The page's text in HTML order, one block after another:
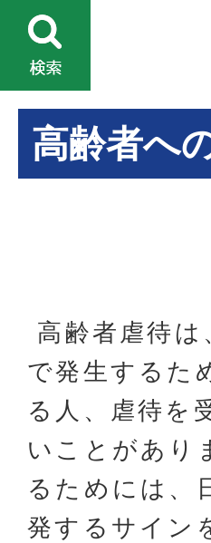
高齢者へ
高齢者虐待
で発生するた
る人、虐待を
いことがあり
るためには、
発するサイン